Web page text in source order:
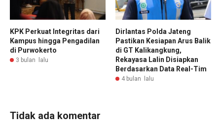
KPK Perkuat Integritas dari
Kampus hingga Pengadilan
di Purwokerto
3 bulan lalu
Dirlantas Polda Jateng
Pastikan Kesiapan Arus Balik
di GT Kalikangkung,
Rekayasa Lalin Disiapkan
Berdasarkan Data Real-Tim
4 bulan lalu
Tidak ada komentar